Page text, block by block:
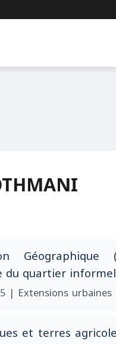
quartier
| Extensions
et terres